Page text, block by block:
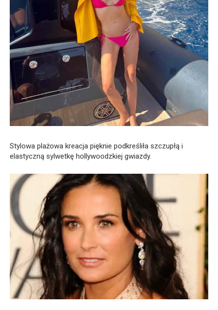
Stylowa plażowa kreacja pięknie podkreśliła szczupłą i
elastyczną sylwetkę hollywoodzkiej gwiazdy.